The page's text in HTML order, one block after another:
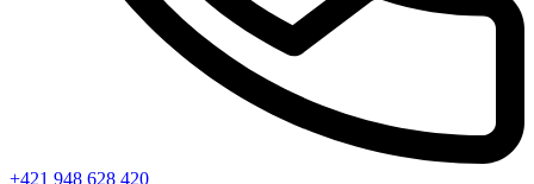
+421 948 628 420